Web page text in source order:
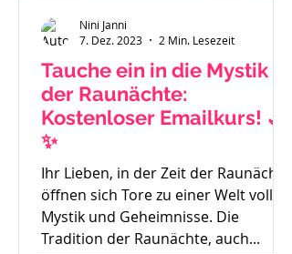
Tauche ein in die Mystik
der Raunächte:
Kostenloser Emailkurs! 🌙
✨
Ihr Lieben, in der Zeit der Raunächte
öffnen sich Tore zu einer Welt voller
Mystik und Geheimnisse. Die
Tradition der Raunächte, auch...
Nini Janni
7. Dez. 2023
2 Min. Lesezeit